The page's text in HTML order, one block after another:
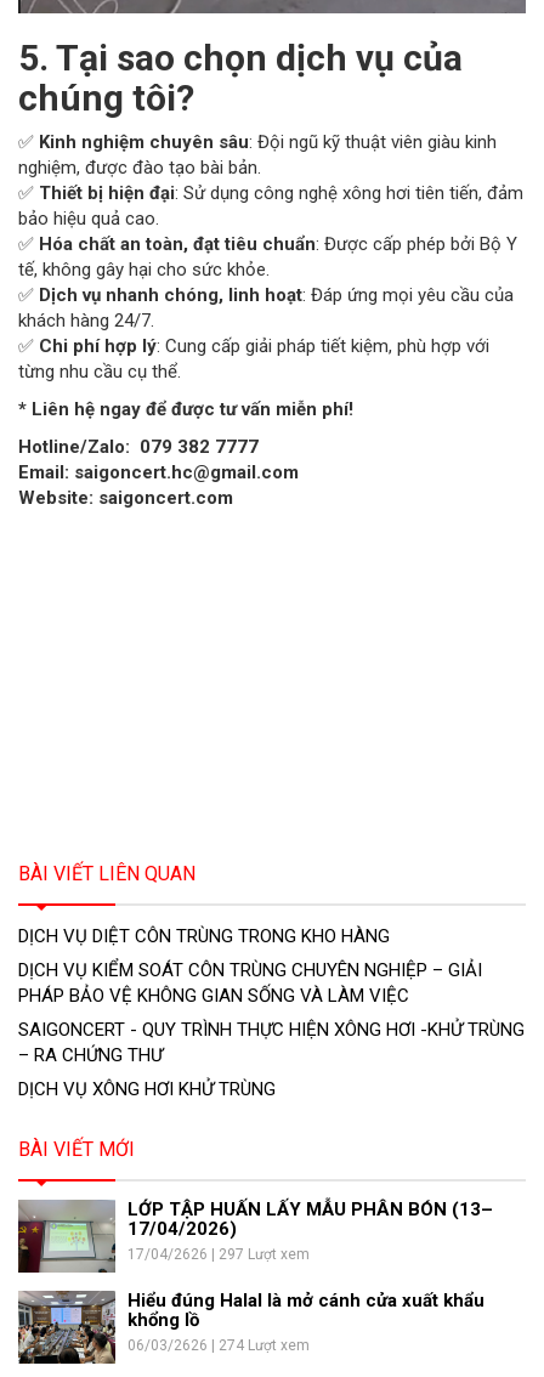
5. Tại sao chọn dịch vụ của
chúng tôi?
✅ Kinh nghiệm chuyên sâu: Đội ngũ kỹ thuật viên giàu kinh
nghiệm, được đào tạo bài bản.
✅ Thiết bị hiện đại: Sử dụng công nghệ xông hơi tiên tiến, đảm
bảo hiệu quả cao.
✅ Hóa chất an toàn, đạt tiêu chuẩn: Được cấp phép bởi Bộ Y
tế, không gây hại cho sức khỏe.
✅ Dịch vụ nhanh chóng, linh hoạt: Đáp ứng mọi yêu cầu của
khách hàng 24/7.
✅ Chi phí hợp lý: Cung cấp giải pháp tiết kiệm, phù hợp với
từng nhu cầu cụ thể.
* Liên hệ ngay để được tư vấn miễn phí!
Hotline/Zalo: 079 382 7777
Email: saigoncert.hc@gmail.com
Website: saigoncert.com
BÀI VIẾT LIÊN QUAN
DỊCH VỤ DIỆT CÔN TRÙNG TRONG KHO HÀNG
DỊCH VỤ KIỂM SOÁT CÔN TRÙNG CHUYÊN NGHIỆP – GIẢI
PHÁP BẢO VỆ KHÔNG GIAN SỐNG VÀ LÀM VIỆC
SAIGONCERT - QUY TRÌNH THỰC HIỆN XÔNG HƠI -KHỬ TRÙNG
– RA CHỨNG THƯ
DỊCH VỤ XÔNG HƠI KHỬ TRÙNG
BÀI VIẾT MỚI
LỚP TẬP HUẤN LẤY MẪU PHÂN BÓN (13–
17/04/2026)
17/04/2626 | 297 Lượt xem
Hiểu đúng Halal là mở cánh cửa xuất khẩu
khổng lồ
06/03/2626 | 274 Lượt xem